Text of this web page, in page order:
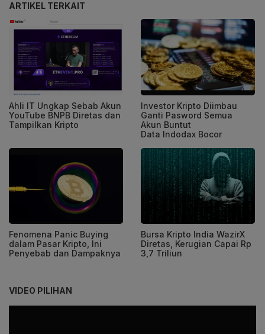
ARTIKEL TERKAIT
Ahli IT Ungkap Sebab Akun
YouTube BNPB Diretas dan
Tampilkan Kripto
Investor Kripto Diimbau
Ganti Pasword Semua
Akun Buntut
Data Indodax Bocor
Fenomena Panic Buying
dalam Pasar Kripto, Ini
Penyebab dan Dampaknya
Bursa Kripto India WazirX
Diretas, Kerugian Capai Rp
3,7 Triliun
VIDEO PILIHAN